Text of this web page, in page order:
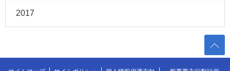
2017